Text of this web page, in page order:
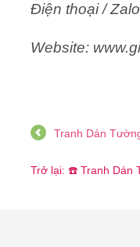
Điện thoại /
Website:
Tranh Dán
Trở lại: ☎️ Tranh Dán